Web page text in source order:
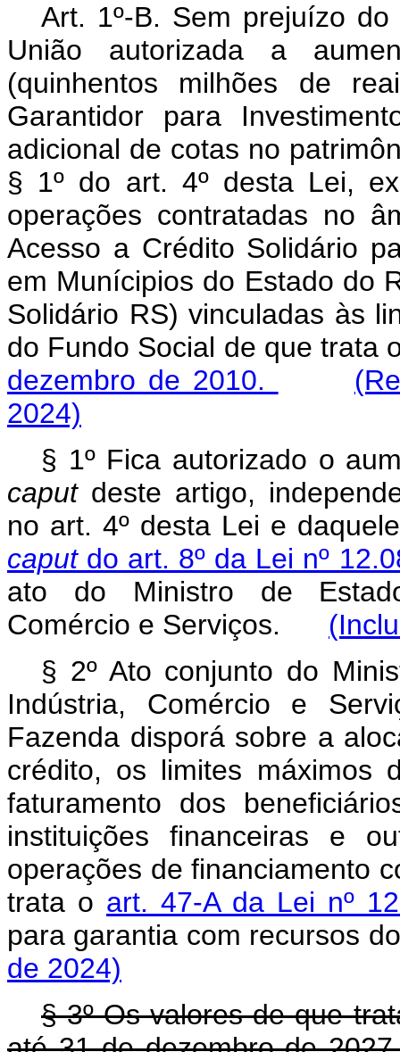
Art. 1º-B. Sem prejuízo
União autorizada a
(quinhentos milhões de
Garantidor para
adicional de cotas no
§ 1º do art. 4º desta Lei,
operações contratadas no
Acesso a Crédito Solidário
em Munícipios do Estado do
Solidário RS) vinculadas às
do Fundo Social de que trata
dezembro de 2010.
2024)
§ 1º Fica autorizado o
caputdeste artigo,
no art. 4º desta Lei e
caputdo art. 8º da Lei nº
ato do Ministro de
Comércio e Serviços.
§ 2º Ato conjunto do
Indústria, Comércio e
Fazenda disporá sobre a
crédito, os limites máximos
faturamento dos
instituições financeiras e
operações de financiamento
trata o art. 47-A da Lei nº
para garantia com
de 2024)
§ 3º Os valores de que